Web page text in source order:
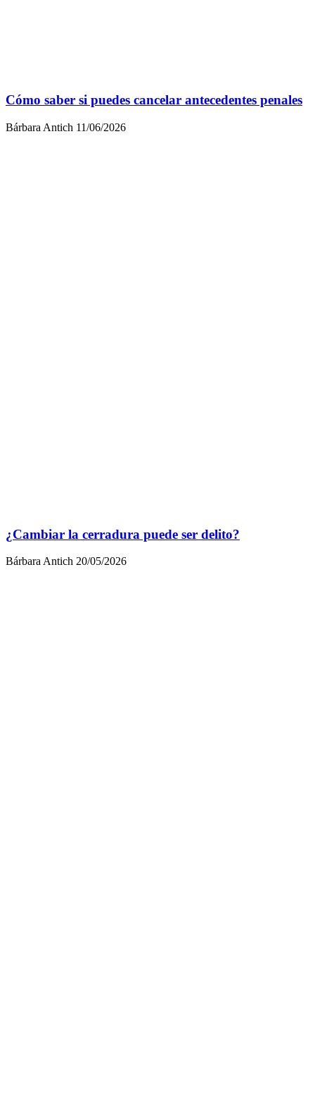
Cómo saber si puedes cancelar antecedentes penales
Bárbara Antich 11/06/2026
¿Cambiar la cerradura puede ser delito?
Bárbara Antich 20/05/2026